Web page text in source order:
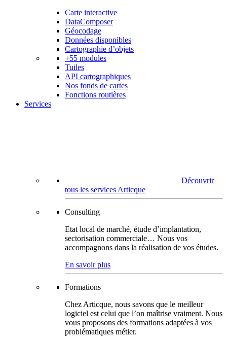
Carte interactive
DataComposer
Géocodage
Données disponibles
Cartographie d’objets
+55 modules
Tuiles
API cartographiques
Nos fonds de cartes
Fonctions routières
Services
Découvrir
tous les services Articque
Consulting
Etat local de marché, étude d’implantation,
sectorisation commerciale… Nous vos
accompagnons dans la réalisation de vos études.
En savoir plus
Formations
Chez Articque, nous savons que le meilleur
logiciel est celui que l’on maîtrise vraiment. Nous
vous proposons des formations adaptées à vos
problématiques métier.